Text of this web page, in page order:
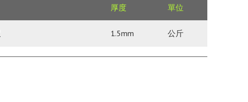
厚度 單位
1.5mm 公斤